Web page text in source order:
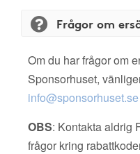
Frågor om
Om du har frågor om
Sponsorhuset,
info@sponsorhuset.se
OBS: Kontakta aldrig
frågor kring